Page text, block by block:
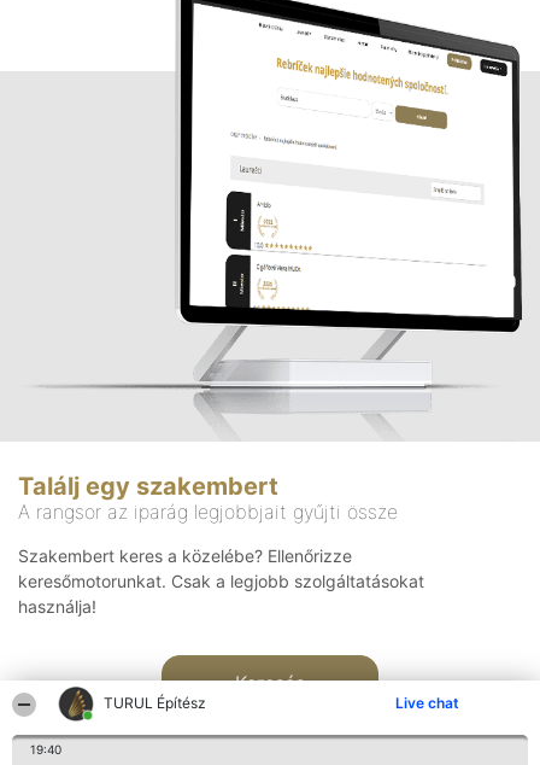
TURUL Építész Live chat
19:40
Találj egy szakembert
A rangsor az iparág legjobbjait gyűjti össze
Szakembert keres a közelébe? Ellenőrizze
keresőmotorunkat. Csak a legjobb szolgáltatásokat
használja!
Keresés